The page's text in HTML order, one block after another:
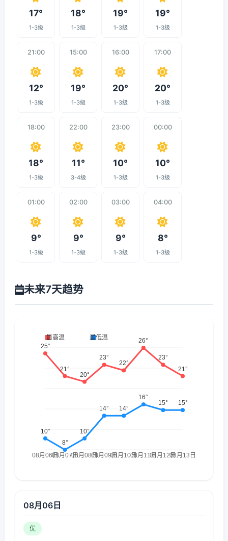
17°
1-3级
18°
1-3级
19°
1-3级
19°
1-3级
21:00
12°
1-3级
15:00
19°
1-3级
16:00
20°
1-3级
17:00
20°
1-3级
18:00
18°
1-3级
22:00
11°
3-4级
23:00
10°
1-3级
00:00
10°
1-3级
01:00
9°
1-3级
02:00
9°
1-3级
03:00
9°
1-3级
04:00
8°
1-3级
未来7天趋势
08月06日
优